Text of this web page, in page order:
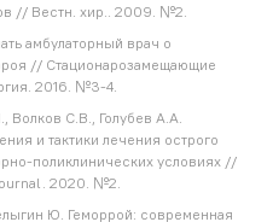
// Вестн. хир.. 2009. №2.
амбулаторный врач о
// Стационарозамещающие
2016. №3-4.
С.В., Голубев А.А.
и тактики лечения острого
поликлинических условиях //
2020. №2.
Ю. Геморрой: современная